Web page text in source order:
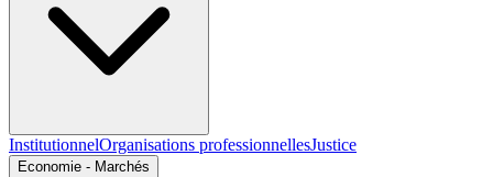
InstitutionnelOrganisations professionnellesJustice
Economie - Marchés